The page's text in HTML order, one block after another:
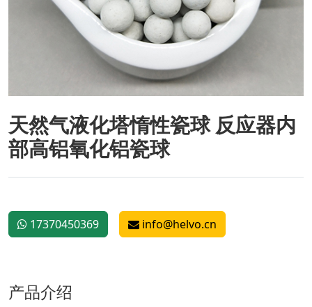
天然气液化塔惰性瓷球 反应器内
部高铝氧化铝瓷球
17370450369 info@helvo.cn
产品介绍